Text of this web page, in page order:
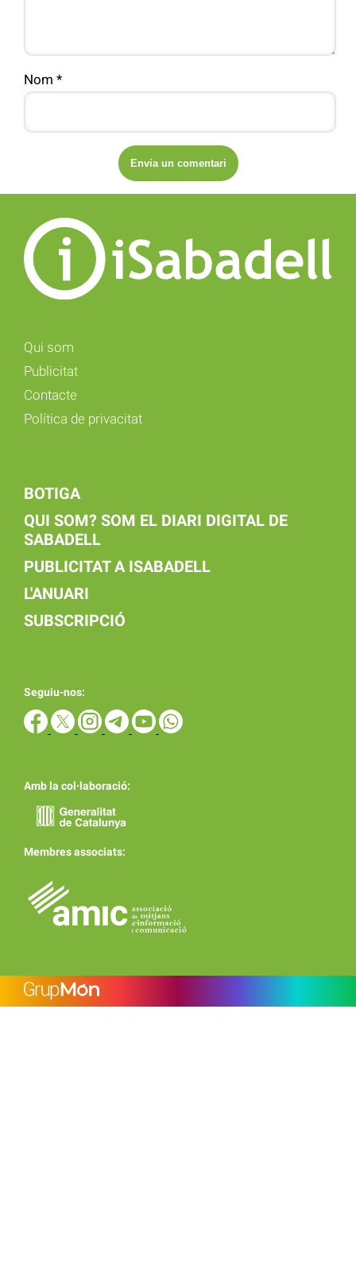
Nom *
Qui som
Publicitat
Contacte
Política de privacitat
BOTIGA
QUI SOM? SOM EL DIARI DIGITAL DE
SABADELL
PUBLICITAT A ISABADELL
L'ANUARI
SUBSCRIPCIÓ
Seguiu-nos:
Amb la col·laboració:
Membres associats: